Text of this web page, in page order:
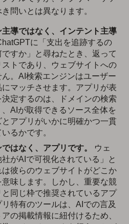
問いとは異なります。
導ではなく、インテント主導
に「支出を追跡するの
すか」と尋ねたとき、返って
ストであり、ウェブサイトへの
。AI検索エンジンはユーザー
マッチさせます。アプリが表
定するのは、ドメインの検索
AIが取得できるソース全体を
アプリがいかに明確かつ一貫
るかです。
はなく、アプリです。
ウェ
がAIで可視化されている」と
彼らのウェブサイトがどこか
味します。しかし、重要な競
同じ枠で推奨されているアプ
特有のツールは、AIでの言及
の掲載情報に紐付けるため、